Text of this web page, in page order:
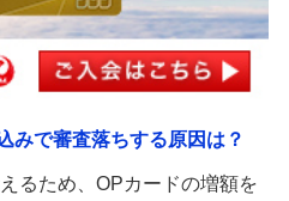
みで審査落ちする原因は？
るため、OPカードの増額を